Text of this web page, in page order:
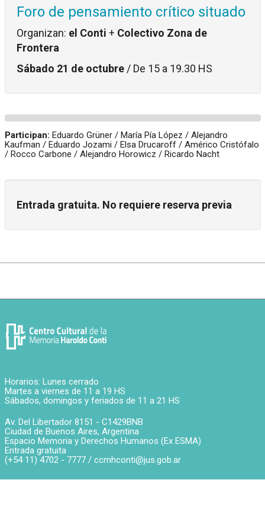
Foro de pensamiento crítico situado
Organizan: el Conti + Colectivo Zona de
Frontera
Sábado 21 de octubre / De 15 a 19.30 HS
Participan: Eduardo Grüner / María Pía López / Alejandro
Kaufman / Eduardo Jozami / Elsa Drucaroff / Américo Cristófalo
/ Rocco Carbone / Alejandro Horowicz / Ricardo Nacht
Entrada gratuita. No requiere reserva previa
Horarios: Lunes cerrado
Martes a viernes de 11 a 19 HS
Sábados, domingos y feriados de 11 a 21 HS
Av. Del Libertador 8151 - C1429BNB
Ciudad de Buenos Aires, Argentina
Espacio Memoria y Derechos Humanos (Ex ESMA)
Entrada gratuita
(+54 11) 4702 - 7777 / ccmhconti@jus.gob.ar